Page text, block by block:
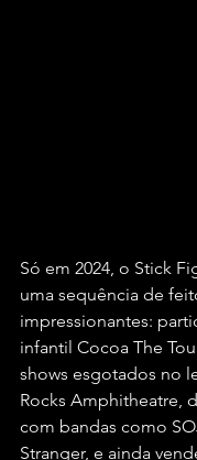
Só em 2024, o Stick
uma sequência de
impressionantes:
infantil Cocoa The
shows esgotados no
Rocks Amphitheatre,
com bandas como
Stranger, e ainda